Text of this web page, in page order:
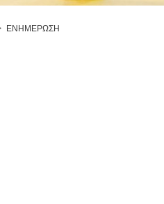
ΕΝΗΜΕΡΩΣΗ